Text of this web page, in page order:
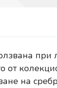
от
на